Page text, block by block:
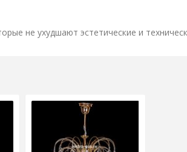
не ухудшают эстетические и